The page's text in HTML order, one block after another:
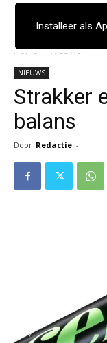
Home NIEUWS
NIEUWS
Strakker
balans
Door Redactie -
Installeer als